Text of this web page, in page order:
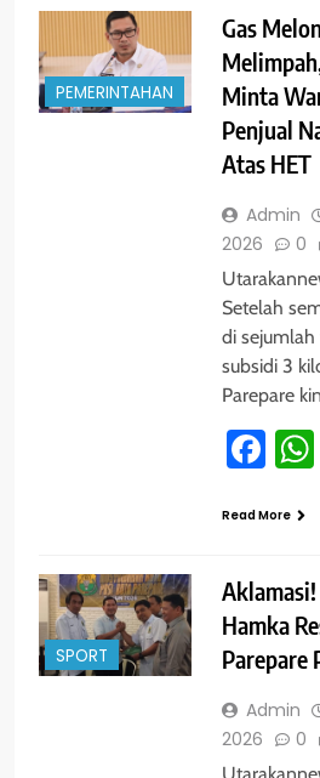
PEMERINTAHAN
Gas
Minta
Penjual
Atas HET
Admin
2026
0
Setelah
di sejumlah
subsidi 3
Parepare
Read More
SPORT
Hamka
Parepare
Admin
2026
0